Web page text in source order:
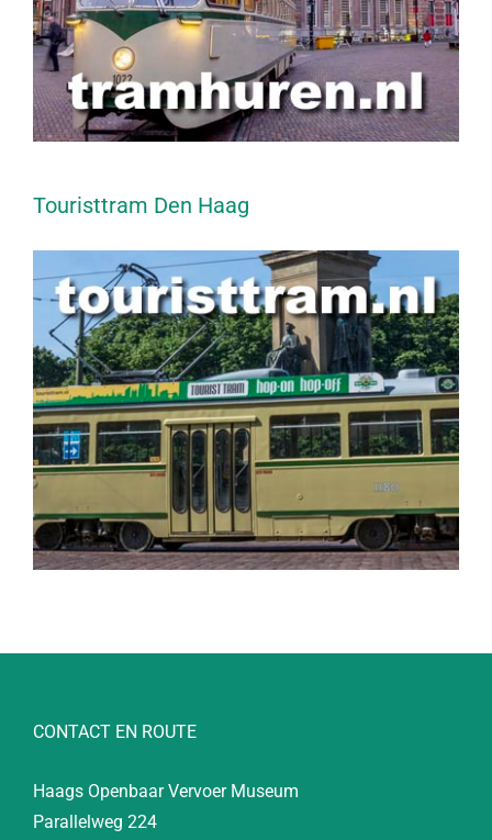
Touristtram Den Haag
CONTACT EN ROUTE
Haags Openbaar Vervoer Museum
Parallelweg 224